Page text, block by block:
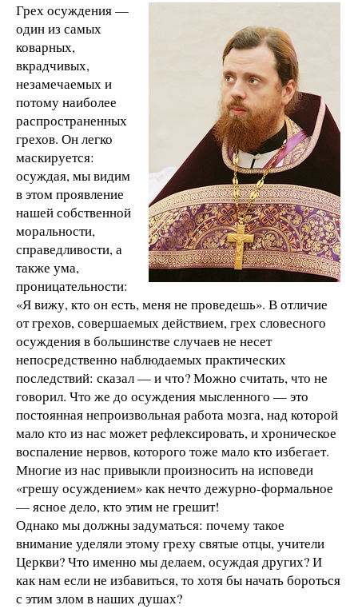
Грех осуждения —
один из самых
коварных,
вкрадчивых,
незамечаемых и
потому наиболее
распространенных
грехов. Он легко
маскируется:
осуждая, мы видим
в этом проявление
нашей собственной
моральности,
справедливости, а
также ума,
проницательности:
«Я вижу, кто он есть, меня не проведешь». В отличие
от грехов, совершаемых действием, грех словесного
осуждения в большинстве случаев не несет
непосредственно наблюдаемых практических
последствий: сказал — и что? Можно считать, что не
говорил. Что же до осуждения мысленного — это
постоянная непроизвольная работа мозга, над которой
мало кто из нас может рефлексировать, и хроническое
воспаление нервов, которого тоже мало кто избегает.
Многие из нас привыкли произносить на исповеди
«грешу осуждением» как нечто дежурно-формальное
— ясное дело, кто этим не грешит!
Однако мы должны задуматься: почему такое
внимание уделяли этому греху святые отцы, учители
Церкви? Что именно мы делаем, осуждая других? И
как нам если не избавиться, то хотя бы начать бороться
с этим злом в наших душах?